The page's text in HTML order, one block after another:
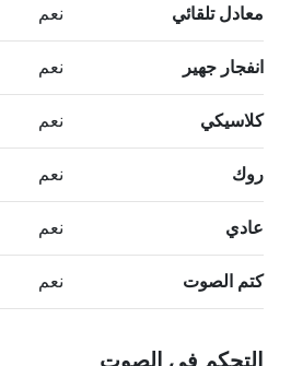
معادل تلقائي نعم
انفجار جهير نعم
كلاسيكي نعم
روك نعم
عادي نعم
كتم الصوت نعم